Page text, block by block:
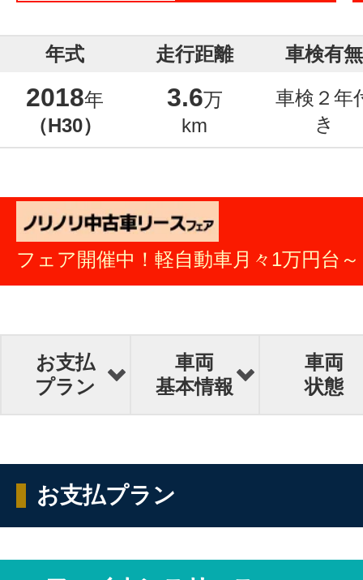
年式 走行距離 車検有無
2018年
（H30）
3.6万
km
車検２年
き
フェア開催中！軽自動車月々1万円台～
お支払
プラン
車両
基本情報
車両
状態
お支払プラン